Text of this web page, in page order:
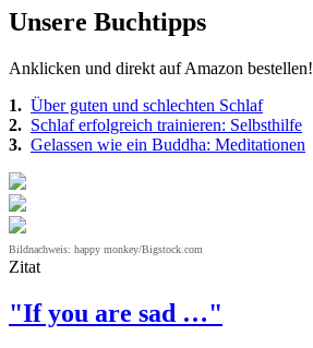
Unsere Buchtipps
Anklicken und direkt auf Amazon bestellen!
1. Über guten und schlechten Schlaf
2. Schlaf erfolgreich trainieren: Selbsthilfe
3. Gelassen wie ein Buddha: Meditationen
Bildnachweis: happy monkey/Bigstock.com
Zitat
"If you are sad …"